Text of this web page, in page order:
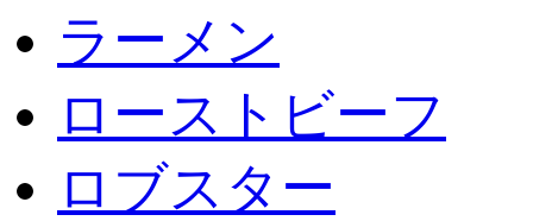
ラーメン
ローストビーフ
ロブスター